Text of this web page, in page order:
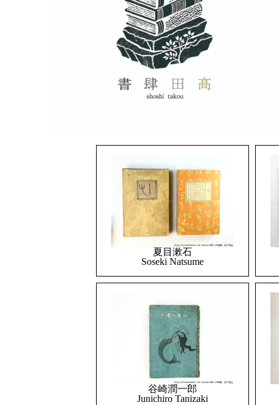
夏目漱石
Soseki Natsume
谷崎潤一郎
Junichiro Tanizaki